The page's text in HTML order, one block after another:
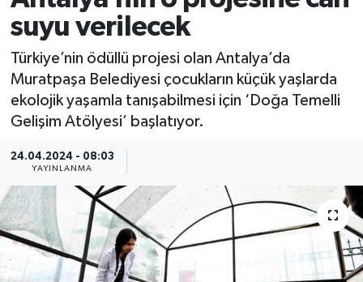
suyu verilecek
Türkiye’nin ödüllü projesi olan Antalya’da
Muratpaşa Belediyesi çocukların küçük yaşlarda
ekolojik yaşamla tanışabilmesi için ‘Doğa Temelli
Gelişim Atölyesi’ başlatıyor.
24.04.2024 - 08:03
YAYINLANMA
Bölge
EĞİTİM
Ekonomi
Görüntülü Haber
Güncel
Kültür & Sanat
Antalya Trafik Yoğunluk Haritası
Süper Lig Puan Durumu ve Fikstür
Tüm Manşetler
Son Dakika Haberleri
Haber Arşivi